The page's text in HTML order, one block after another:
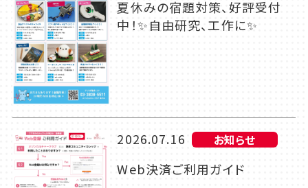
夏休みの宿題対策、好評受付
中！✨自由研究、工作に✨
2026.07.16 お知らせ
Web決済ご利用ガイド